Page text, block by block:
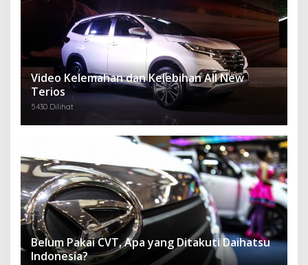
Video Kelemahan dan Kelebihan All New
Terios
5430 Dilihat
Belum Pakai CVT, Apa yang Ditakuti Daihatsu
Indonesia?